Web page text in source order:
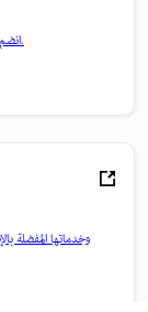
انضم إلى المناقشات، واعثر على الإجابات، وتعلم من الخبراء، وشارك معرفتك.